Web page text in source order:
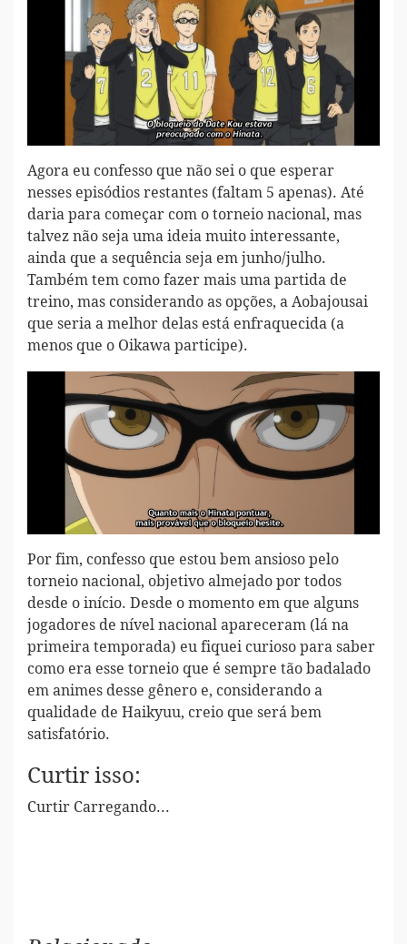
Agora eu confesso que não sei o que esperar
nesses episódios restantes (faltam 5 apenas). Até
daria para começar com o torneio nacional, mas
talvez não seja uma ideia muito interessante,
ainda que a sequência seja em junho/julho.
Também tem como fazer mais uma partida de
treino, mas considerando as opções, a Aobajousai
que seria a melhor delas está enfraquecida (a
menos que o Oikawa participe).
Por fim, confesso que estou bem ansioso pelo
torneio nacional, objetivo almejado por todos
desde o início. Desde o momento em que alguns
jogadores de nível nacional apareceram (lá na
primeira temporada) eu fiquei curioso para saber
como era esse torneio que é sempre tão badalado
em animes desse gênero e, considerando a
qualidade de Haikyuu, creio que será bem
satisfatório.
Curtir isso:
Curtir Carregando...